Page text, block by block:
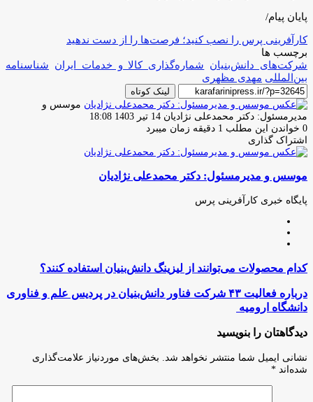
پایان پیام/
کارآفرینی پرس را نصب کنید؛ فرصت‌ها را از دست ندهید
برچسب ها
شرکت‌های دانش‌بنیان
شماره‌گذاری کالا و خدمات ایران
شناسنامه
بین‌المللی مهدی مظهری
لینک کوتاه
موسس و
مدیرمسئول: دکتر محمدعلی نژادیان ارسال
ایمیل
14 تیر 1403 18:08
0 خواندن این مطلب 1 دقیقه زمان میبرد
اشتراک گذاری
فیس
توئیتر
لینکدین
واتس
تلگرام
اشتراک
از
ایمیل
چاپ
موسس و مدیرمسئول: دکتر محمدعلی نژادیان
پایگاه خبری کارآفرینی پرس
کدام
محصولات
می‌توانند
از
لیزینگ
دانش‌بنیان
استفاده
کدام محصولات می‌توانند از لیزینگ دانش‌بنیان استفاده کنند؟
درباره
فعالیت
۴۳
شرکت
فناور
دانش‌بنیان
در
پردیس
درباره فعالیت ۴۳ شرکت فناور دانش‌بنیان در پردیس علم و فناوری
دانشگاه ارومیه
دیدگاهتان را بنویسید
نشانی ایمیل شما منتشر نخواهد شد.
بخش‌های موردنیاز علامت‌گذاری
شده‌اند *